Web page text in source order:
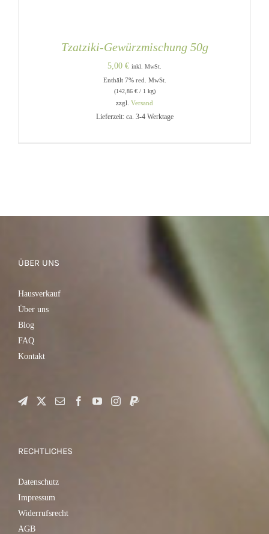
Tzatziki-Gewürzmischung 50g
5,00 € inkl. MwSt.
Enthält 7% red. MwSt.
(142,86 €/ 1 kg)
zzgl. Versand
Lieferzeit: ca. 3-4 Werktage
ÜBER UNS
Hausverkauf
Über uns
Blog
FAQ
Kontakt
RECHTLICHES
Datenschutz
Impressum
Widerrufsrecht
AGB